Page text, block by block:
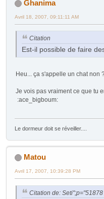
Ghanima
Avril 18, 2007, 09:11:11 AM
Citation
Est-il possible de faire
Heu... ça s'appelle un chat non
Je vois pas vraiment ce que tu
:ace_bigboum:
Le dormeur doit se réveiller....
Matou
Avril 17, 2007, 10:39:28 PM
Citation de: Seti";p="51878